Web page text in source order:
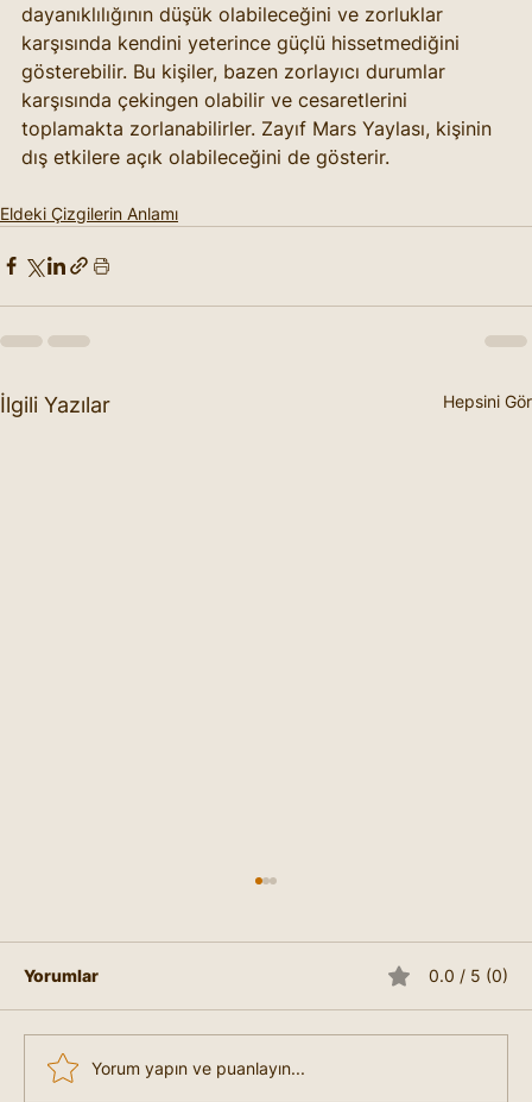
dayanıklılığının düşük olabileceğini ve zorluklar
karşısında kendini yeterince güçlü hissetmediğini
gösterebilir. Bu kişiler, bazen zorlayıcı durumlar
karşısında çekingen olabilir ve cesaretlerini
toplamakta zorlanabilirler. Zayıf Mars Yaylası, kişinin
dış etkilere açık olabileceğini de gösterir.
Eldeki Çizgilerin Anlamı
İlgili Yazılar Hepsini Gör
Fizyonomide Satürn Halkası , kişinin
sorumluluk, disiplin, içsel derinlik ve manevi
Yorumlar 0.0 / 5 (0)
Yorum yapın ve puanlayın...